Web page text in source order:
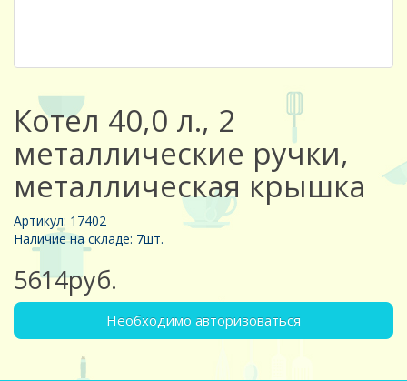
Котел 40,0 л., 2
металлические ручки,
металлическая крышка
Артикул: 17402
Наличие на складе: 7шт.
5614руб.
Необходимо авторизоваться